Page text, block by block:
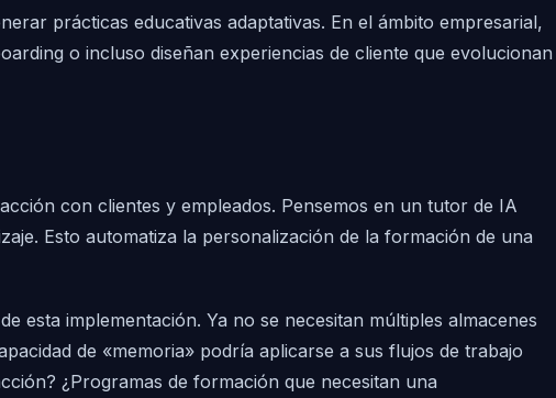
prácticas educativas adaptativas. En el ámbito empresarial,
o incluso diseñan experiencias de cliente que evolucionan
con clientes y empleados. Pensemos en un tutor de IA
Esto automatiza la personalización de la formación de una
esta implementación. Ya no se necesitan múltiples almacenes
de «memoria» podría aplicarse a sus flujos de trabajo
¿Programas de formación que necesitan una